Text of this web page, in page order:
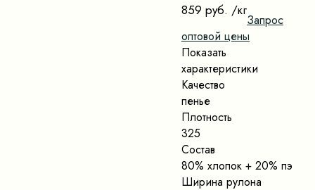
859 руб. /кг
Запрос
оптовой цены
Показать
характеристики
Качество
пенье
Плотность
325
Состав
80% хлопок + 20% пэ
Ширина рулона